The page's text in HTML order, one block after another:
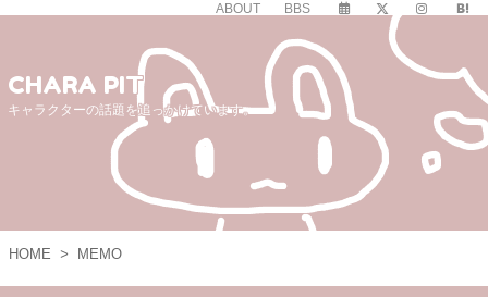
ABOUT BBS
CHARA PIT
キャラクターの話題を追っかけています。
HOME > MEMO